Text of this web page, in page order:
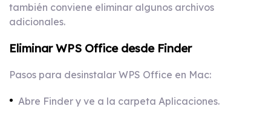
también conviene eliminar algunos archivos
adicionales.
Eliminar WPS Office desde Finder
Pasos para desinstalar WPS Office en Mac:
Abre Finder y ve a la carpeta Aplicaciones.